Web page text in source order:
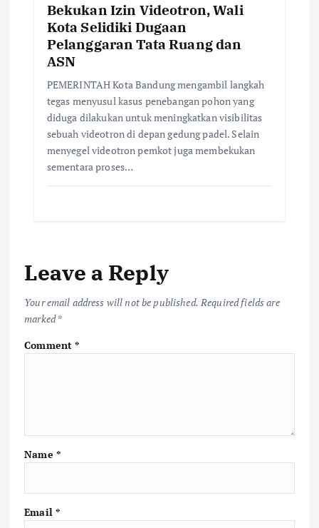
Bekukan Izin Videotron, Wali
Kota Selidiki Dugaan
Pelanggaran Tata Ruang dan
ASN
PEMERINTAH Kota Bandung mengambil langkah
tegas menyusul kasus penebangan pohon yang
diduga dilakukan untuk meningkatkan visibilitas
sebuah videotron di depan gedung padel. Selain
menyegel videotron pemkot juga membekukan
sementara proses…
Leave a Reply
Your email address will not be published. Required fields are
marked*
Comment*
Name *
Email *